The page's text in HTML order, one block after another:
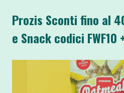
Prozis Sconti fino al
e Snack codici FWF10